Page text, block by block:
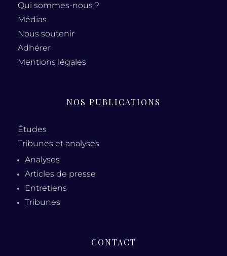
Qui sommes-nous ?
Médias
Nous soutenir
Adhérer
Mentions légales
NOS PUBLICATIONS
Études
Tribunes et analyses
Analyses
Articles de presse
Entretiens
Tribunes
CONTACT